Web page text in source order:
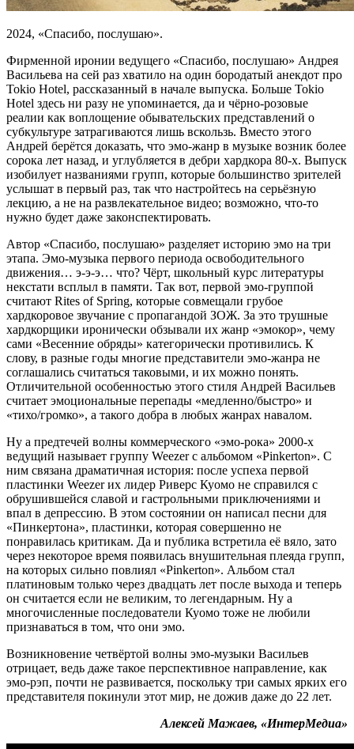
2024, «Спасибо, послушаю».
Фирменной иронии ведущего «Спасибо, послушаю» Андрея
Васильева на сей раз хватило на один бородатый анекдот про
Tokio Hotel, рассказанный в начале выпуска. Больше Tokio
Hotel здесь ни разу не упоминается, да и чёрно-розовые
реалии как воплощение обывательских представлений о
субкультуре затрагиваются лишь вскользь. Вместо этого
Андрей берётся доказать, что эмо-жанр в музыке возник более
сорока лет назад, и углубляется в дебри хардкора 80-х. Выпуск
изобилует названиями групп, которые большинство зрителей
услышат в первый раз, так что настройтесь на серьёзную
лекцию, а не на развлекательное видео; возможно, что-то
нужно будет даже законспектировать.
Автор «Спасибо, послушаю» разделяет историю эмо на три
этапа. Эмо-музыка первого периода освободительного
движения… э-э-э… что? Чёрт, школьный курс литературы
некстати всплыл в памяти. Так вот, первой эмо-группой
считают Rites of Spring, которые совмещали грубое
хардкоровое звучание с пропагандой ЗОЖ. За это трушные
хардкорщики иронически обзывали их жанр «эмокор», чему
сами «Весенние обряды» категорически противились. К
слову, в разные годы многие представители эмо-жанра не
соглашались считаться таковыми, и их можно понять.
Отличительной особенностью этого стиля Андрей Васильев
считает эмоциональные перепады «медленно/быстро» и
«тихо/громко», а такого добра в любых жанрах навалом.
Ну а предтечей волны коммерческого «эмо-рока» 2000-х
ведущий называет группу Weezer с альбомом «Pinkerton». С
ним связана драматичная история: после успеха первой
пластинки Weezer их лидер Риверс Куомо не справился с
обрушившейся славой и гастрольными приключениями и
впал в депрессию. В этом состоянии он написал песни для
«Пинкертона», пластинки, которая совершенно не
понравилась критикам. Да и публика встретила её вяло, зато
через некоторое время появилась внушительная плеяда групп,
на которых сильно повлиял «Pinkerton». Альбом стал
платиновым только через двадцать лет после выхода и теперь
он считается если не великим, то легендарным. Ну а
многочисленные последователи Куомо тоже не любили
признаваться в том, что они эмо.
Возникновение четвёртой волны эмо-музыки Васильев
отрицает, ведь даже такое перспективное направление, как
эмо-рэп, почти не развивается, поскольку три самых ярких его
представителя покинули этот мир, не дожив даже до 22 лет.
Алексей Мажаев, «ИнтерМедиа»